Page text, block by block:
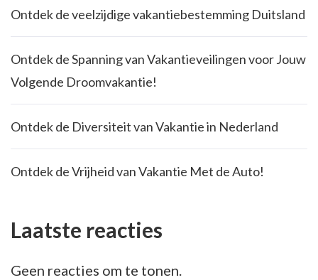
Ontdek de veelzijdige vakantiebestemming Duitsland
Ontdek de Spanning van Vakantieveilingen voor Jouw
Volgende Droomvakantie!
Ontdek de Diversiteit van Vakantie in Nederland
Ontdek de Vrijheid van Vakantie Met de Auto!
Laatste reacties
Geen reacties om te tonen.